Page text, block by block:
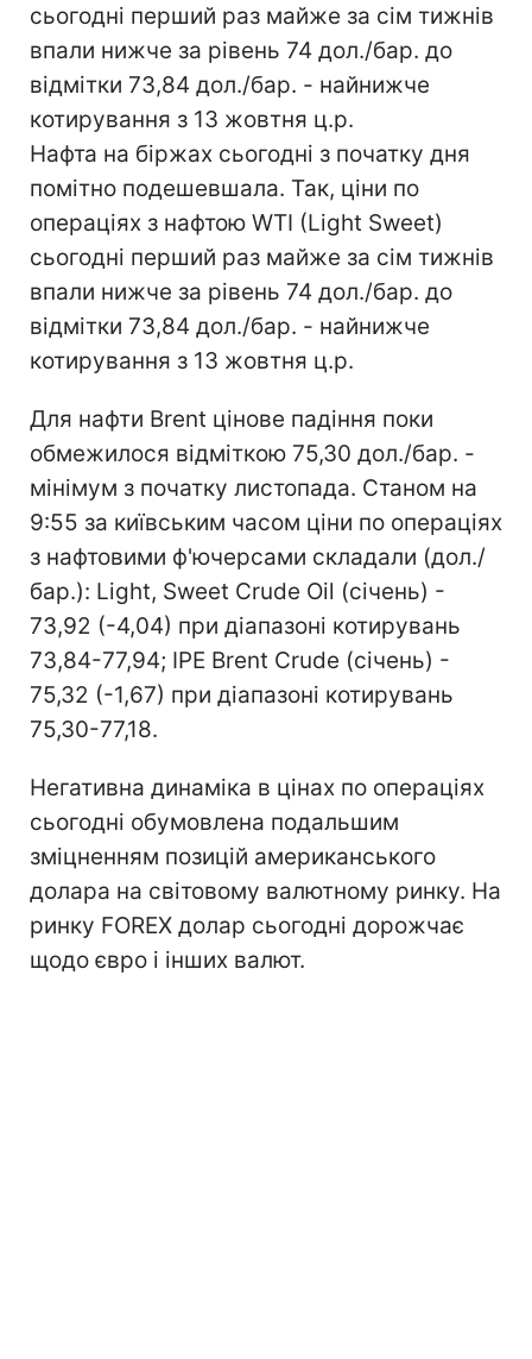
сьогодні перший раз майже за сім тижнів
впали нижче за рівень 74 дол./бар. до
відмітки 73,84 дол./бар. - найнижче
котирування з 13 жовтня ц.р.
Нафта на біржах сьогодні з початку дня
помітно подешевшала. Так, ціни по
операціях з нафтою WTI (Light Sweet)
сьогодні перший раз майже за сім тижнів
впали нижче за рівень 74 дол./бар. до
відмітки 73,84 дол./бар. - найнижче
котирування з 13 жовтня ц.р.
Для нафти Brent цінове падіння поки
обмежилося відміткою 75,30 дол./бар. -
мінімум з початку листопада. Станом на
9:55 за київським часом ціни по операціях
з нафтовими ф'ючерсами складали (дол./
бар.): Light, Sweet Crude Oil (січень) -
73,92 (-4,04) при діапазоні котирувань
73,84-77,94; IPE Brent Crude (січень) -
75,32 (-1,67) при діапазоні котирувань
75,30-77,18.
Негативна динаміка в цінах по операціях
сьогодні обумовлена подальшим
зміцненням позицій американського
долара на світовому валютному ринку. На
ринку FOREX долар сьогодні дорожчає
щодо євро і інших валют.